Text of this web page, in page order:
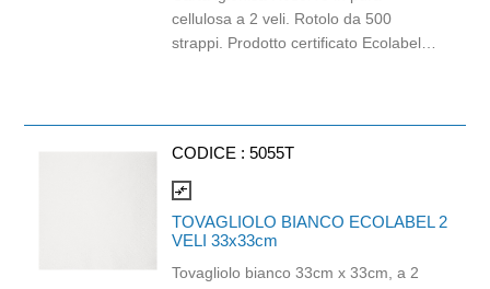
cellulosa a 2 veli. Rotolo da 500
strappi. Prodotto certificato Ecolabel e
CODICE : 5055T
compare_arrows
TOVAGLIOLO BIANCO ECOLABEL 2
VELI 33x33cm
Tovagliolo bianco 33cm x 33cm, a 2